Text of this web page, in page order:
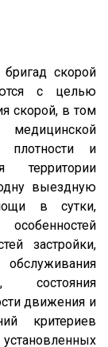
скорой
с целью
скорой, в том
медицинской
плотности и
территории
выездную
в сутки,
застройки,
состояния
движения и
критериев